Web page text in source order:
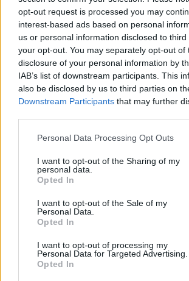
opt-out request is processed you may
interest-based ads based on personal
us or personal information disclosed to
your opt-out. You may separately opt-out of
disclosure of your personal information by
IAB’s list of downstream participants. This
also be disclosed by us to third parties on
Downstream Participants that may further
Personal Data Processing Opt Outs
I want to opt-out of the Sharing of my
personal data.
Opted In
I want to opt-out of the Sale of my
Personal Data.
Opted In
I want to opt-out of processing my
Personal Data for Targeted Advertising.
Opted In
Lue myös:Johan Motin sai pitkän
Miro-Pekka Saarelaiseen
Edellinen artikkeli
Johan Motin sai pitkän
Pekka Saarelaiseen